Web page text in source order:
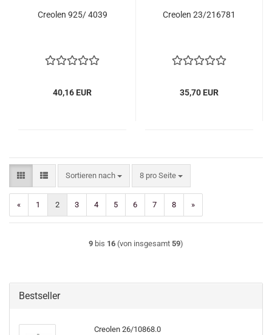
Creolen 925/ 4039
40,16 EUR
Creolen 23/216781
35,70 EUR
Sortieren nach
Sortieren nach 8 pro Seite
pro Seite
« 1 2 3 4 5 6 7 8 »
9 bis 16 (von insgesamt 59)
Bestseller
Creolen 26/10868.0